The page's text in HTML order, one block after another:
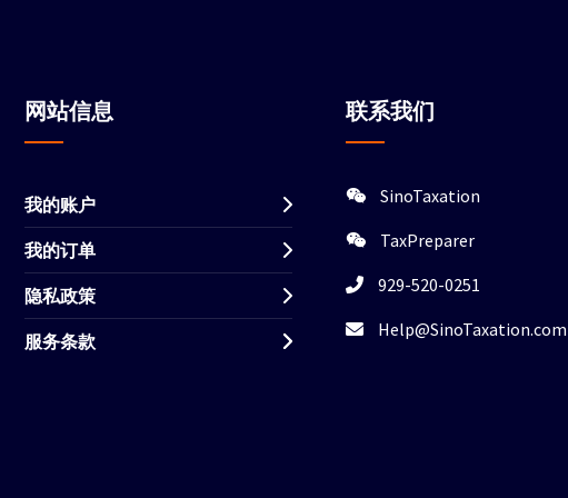
网站信息
我的账户
我的订单
隐私政策
服务条款
联系我们
SinoTaxation
TaxPreparer
929-520-0251
Help@SinoTaxation.com